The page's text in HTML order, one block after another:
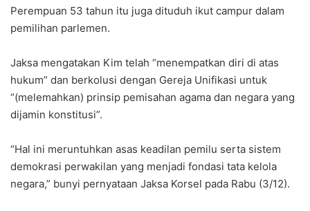
Perempuan 53 tahun itu juga dituduh ikut campur dalam
pemilihan parlemen.
Jaksa mengatakan Kim telah “menempatkan diri di atas
hukum” dan berkolusi dengan Gereja Unifikasi untuk
“(melemahkan) prinsip pemisahan agama dan negara yang
dijamin konstitusi”.
“Hal ini meruntuhkan asas keadilan pemilu serta sistem
demokrasi perwakilan yang menjadi fondasi tata kelola
negara,” bunyi pernyataan Jaksa Korsel pada Rabu (3/12).